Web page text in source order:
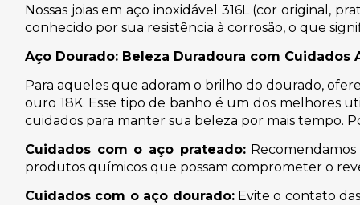
Nossas joias em aço inoxidável 316L (cor original,
conhecido por sua resistência à corrosão, o que
Aço Dourado: Beleza Duradoura com Cuidados
Para aqueles que adoram o brilho do dourado,
ouro 18K. Esse tipo de banho é um dos melhores
cuidados para manter sua beleza por mais tempo.
Cuidados com o aço prateado:
produtos químicos que possam comprometer o
Cuidados com o aço dourado:Evite o contato